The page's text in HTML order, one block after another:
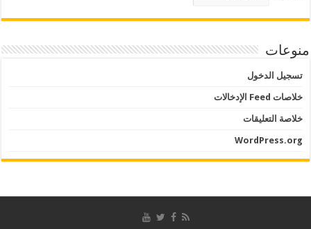
منوعات
تسجيل الدخول
خلاصات Feed الإدخالات
خلاصة التعليقات
WordPress.org